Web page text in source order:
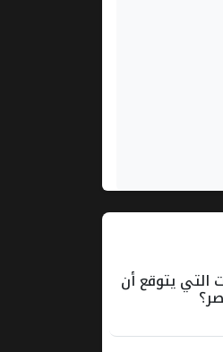
التي يتوقع أن